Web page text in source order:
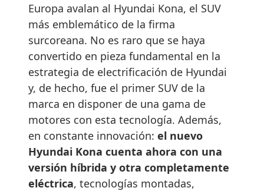
Europa avalan al Hyundai Kona, el SUV
más emblemático de la firma
surcoreana. No es raro que se haya
convertido en pieza fundamental en la
estrategia de electrificación de Hyundai
y, de hecho, fue el primer SUV de la
marca en disponer de una gama de
motores con esta tecnología. Además,
en constante innovación: el nuevo
Hyundai Kona cuenta ahora con una
versión híbrida y otra completamente
eléctrica, tecnologías montadas,